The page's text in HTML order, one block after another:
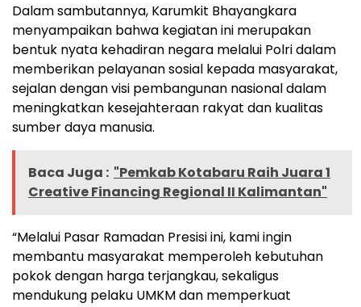
Dalam sambutannya, Karumkit Bhayangkara
menyampaikan bahwa kegiatan ini merupakan
bentuk nyata kehadiran negara melalui Polri dalam
memberikan pelayanan sosial kepada masyarakat,
sejalan dengan visi pembangunan nasional dalam
meningkatkan kesejahteraan rakyat dan kualitas
sumber daya manusia.
Baca Juga : "Pemkab Kotabaru Raih Juara 1
Creative Financing Regional II Kalimantan"
“Melalui Pasar Ramadan Presisi ini, kami ingin
membantu masyarakat memperoleh kebutuhan
pokok dengan harga terjangkau, sekaligus
mendukung pelaku UMKM dan memperkuat